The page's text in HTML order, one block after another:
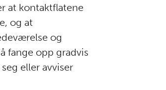
at kontaktflatene
og at
og
fange opp gradvis
eller avviser